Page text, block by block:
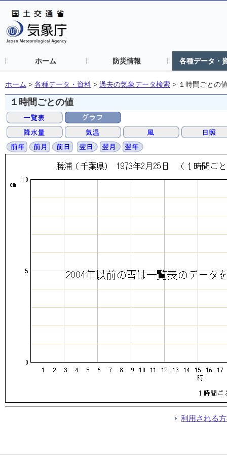
ホーム 防災情報 各種データ・
ホーム > 各種データ・資料 > 過去の気象データ検索 > １時間ごとの
１時間ごとの値
利用される